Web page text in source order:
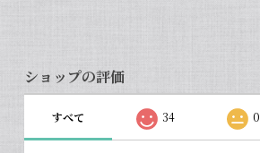
ショップの評価
すべて 34 0